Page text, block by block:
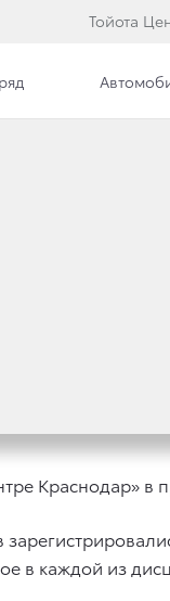
Тойота
Краснодар»
в каждой из